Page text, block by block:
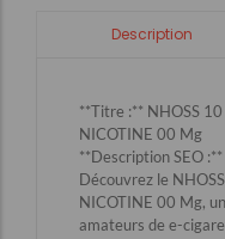
Description
**Titre :** NHOSS
NICOTINE 00 Mg
**Description SEO :**
Découvrez le
NICOTINE 00 Mg,
amateurs de e-